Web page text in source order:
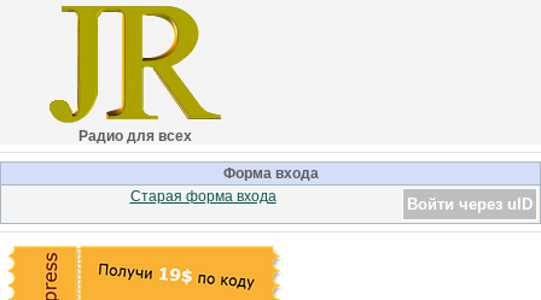
Радио для всех
Форма входа
Войти через uID
Старая форма входа